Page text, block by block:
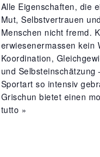
Alle Eigenschaften, die
Mut, Selbstvertrauen
Menschen nicht fremd.
erwiesenermassen kein
Koordination,
und
Sportart so intensiv
Grischun bietet einen
tutto »